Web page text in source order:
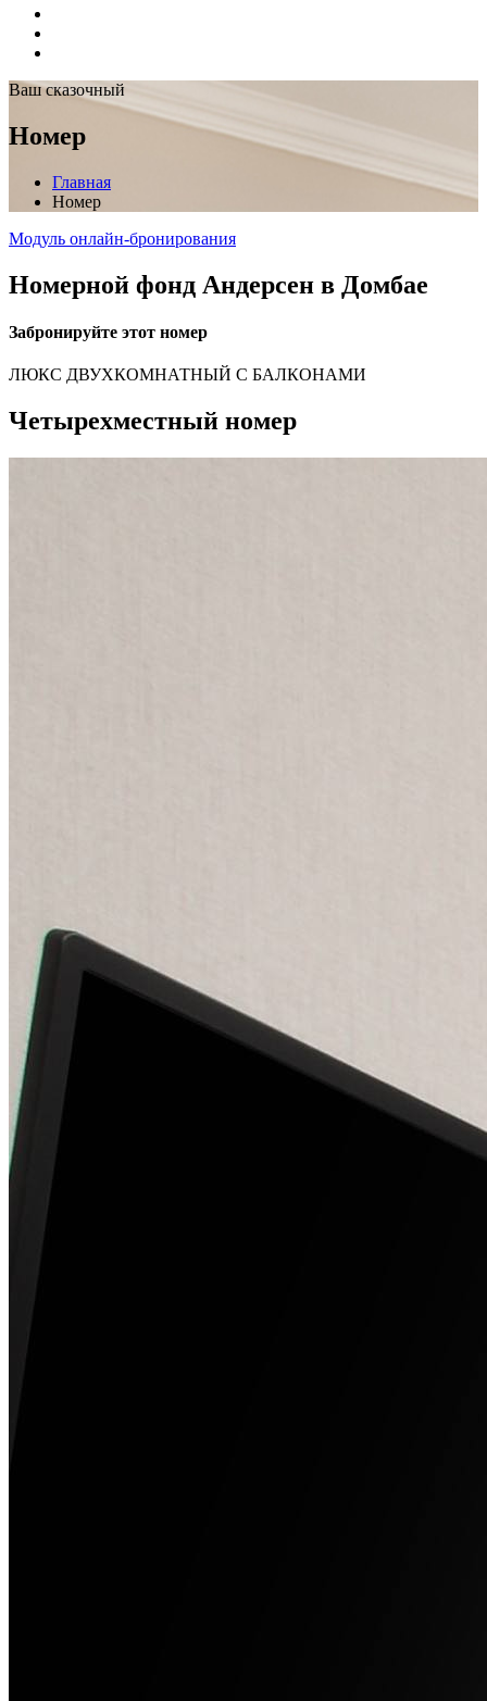
Ваш сказочный
Номер
Главная
Номер
Модуль онлайн-бронирования
Номерной фонд Андерсен в Домбае
Забронируйте этот номер
ЛЮКС ДВУХКОМНАТНЫЙ C БАЛКОНАМИ
Четырехместный номер